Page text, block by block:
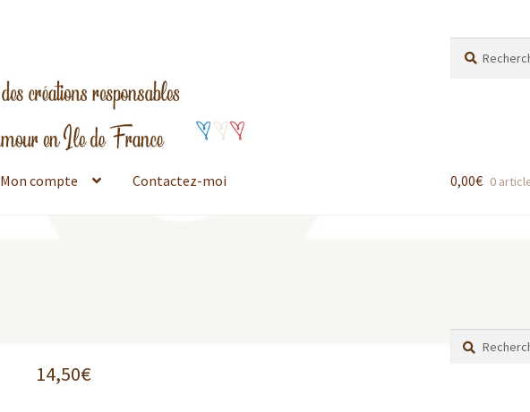
pour :
Mon compte Contactez-moi 0,00€ 0
14,50€
Rechercher :